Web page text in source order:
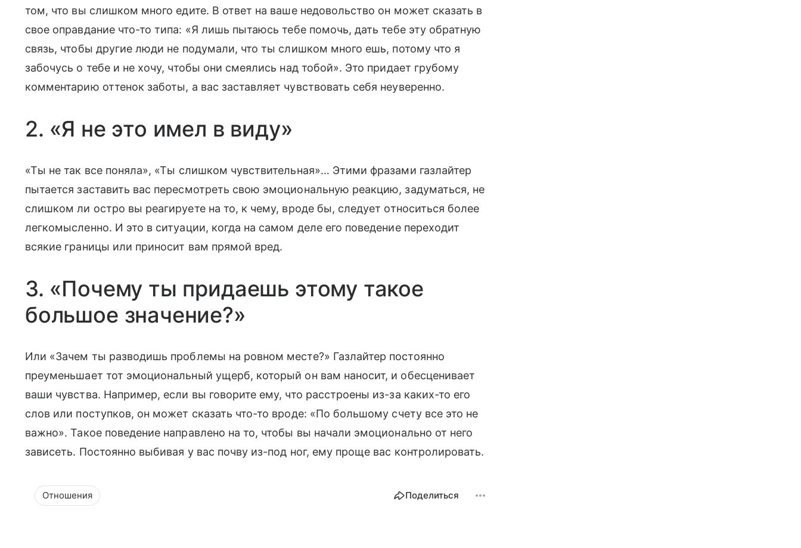
том, что вы слишком много едите. В ответ на ваше недовольство он может сказать в
свое оправдание что-то типа: «Я лишь пытаюсь тебе помочь, дать тебе эту обратную
связь, чтобы другие люди не подумали, что ты слишком много ешь, потому что я
забочусь о тебе и не хочу, чтобы они смеялись над тобой». Это придает грубому
комментарию оттенок заботы, а вас заставляет чувствовать себя неуверенно.
2. «Я не это имел в виду»
«Ты не так все поняла», «Ты слишком чувствительная»… Этими фразами газлайтер
пытается заставить вас пересмотреть свою эмоциональную реакцию, задуматься, не
слишком ли остро вы реагируете на то, к чему, вроде бы, следует относиться более
легкомысленно. И это в ситуации, когда на самом деле его поведение переходит
всякие границы или приносит вам прямой вред.
3. «Почему ты придаешь этому такое
большое значение?»
Или «Зачем ты разводишь проблемы на ровном месте?» Газлайтер постоянно
преуменьшает тот эмоциональный ущерб, который он вам наносит, и обесценивает
ваши чувства. Например, если вы говорите ему, что расстроены из-за каких-то его
слов или поступков, он может сказать что-то вроде: «По большому счету все это не
важно». Такое поведение направлено на то, чтобы вы начали эмоционально от него
зависеть. Постоянно выбивая у вас почву из-под ног, ему проще вас контролировать.
Отношения Поделиться